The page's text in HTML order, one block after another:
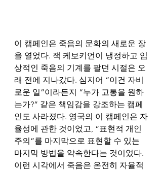
이 캠페인은 죽음의 문화의 새로운 장
을 열었다. 잭 케보키언이 냉정하고 임
상적인 죽음의 기계를 팔던 시절은 오
래 전에 지나갔다. 심지어 “이건 자비
로운 일”이라든지 “누가 고통을 원하
는가?” 같은 책임감을 강조하는 캠페
인도 사라졌다. 영국의 이 캠페인은 자
율성에 관한 것이었고, “표현적 개인
주의”를 마지막으로 표현할 수 있는
마지막 방법을 약속한다는 것이었다.
이런 시각에서 죽음은 온전히 자율적